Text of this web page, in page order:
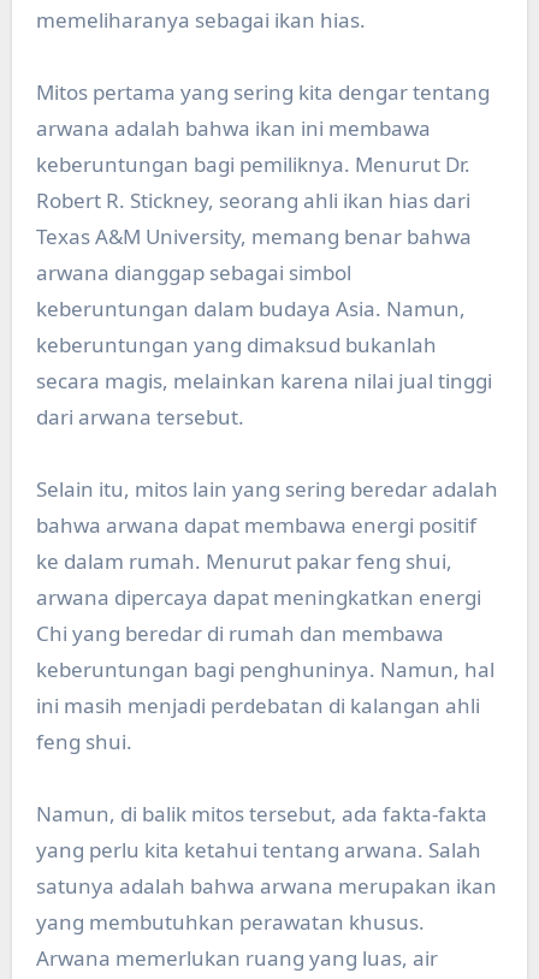
memeliharanya sebagai ikan hias.
Mitos pertama yang sering kita dengar tentang
arwana adalah bahwa ikan ini membawa
keberuntungan bagi pemiliknya. Menurut Dr.
Robert R. Stickney, seorang ahli ikan hias dari
Texas A&M University, memang benar bahwa
arwana dianggap sebagai simbol
keberuntungan dalam budaya Asia. Namun,
keberuntungan yang dimaksud bukanlah
secara magis, melainkan karena nilai jual tinggi
dari arwana tersebut.
Selain itu, mitos lain yang sering beredar adalah
bahwa arwana dapat membawa energi positif
ke dalam rumah. Menurut pakar feng shui,
arwana dipercaya dapat meningkatkan energi
Chi yang beredar di rumah dan membawa
keberuntungan bagi penghuninya. Namun, hal
ini masih menjadi perdebatan di kalangan ahli
feng shui.
Namun, di balik mitos tersebut, ada fakta-fakta
yang perlu kita ketahui tentang arwana. Salah
satunya adalah bahwa arwana merupakan ikan
yang membutuhkan perawatan khusus.
Arwana memerlukan ruang yang luas, air